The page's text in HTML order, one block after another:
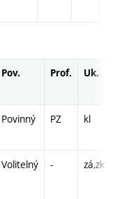
Pov. Prof. Uk.
Povinný PZ kl
Volitelný - zá,zk